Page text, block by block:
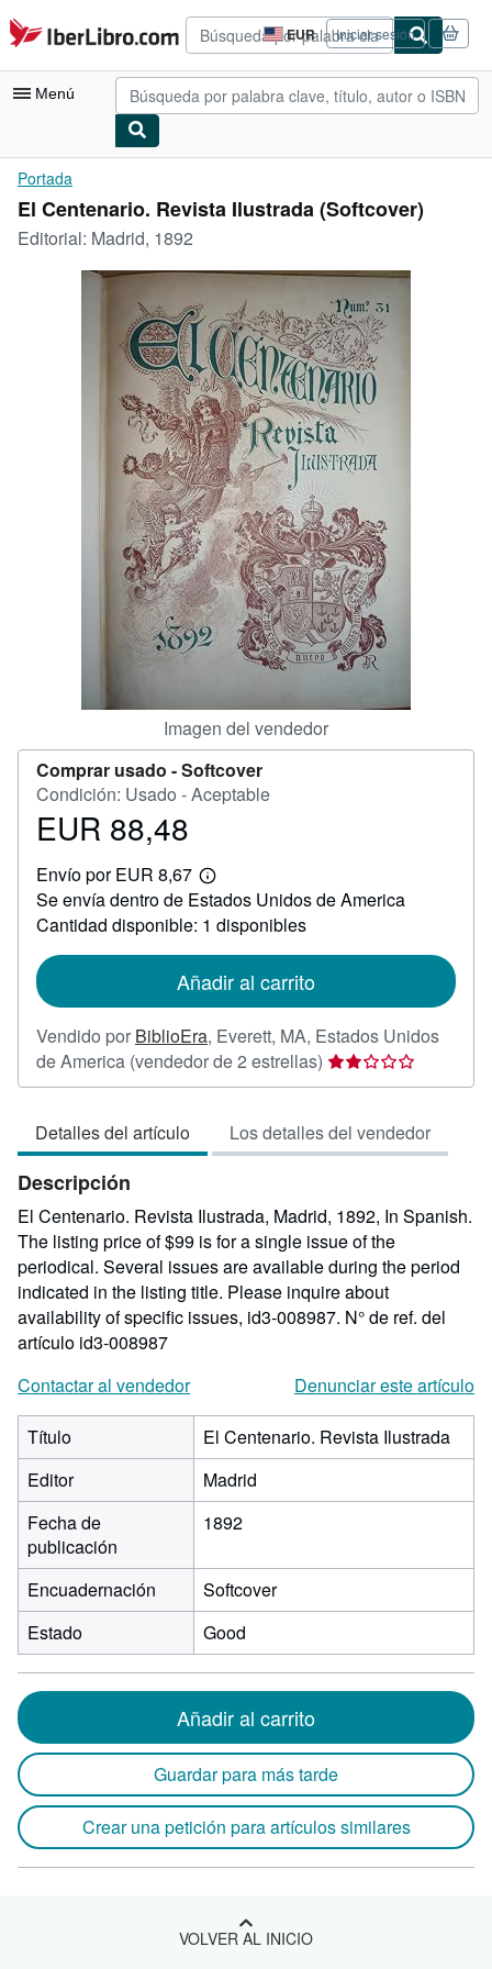
Pasar al contenido principal
IberLibro.com EUR
Preferencias
de
compra
del
Iniciar sesión
Menú
Mi cuenta
Consultar mis pedidos
Búsqueda avanzada
Libros antiguos
Arte y coleccionismo
Comenzar a vender
CERRAR
Portada
El Centenario. Revista Ilustrada (Softcover)
Editorial: Madrid, 1892
Imagen del vendedor
Comprar usado -Softcover
Condición: Usado - Aceptable
Precio
88,48
EUR 88,48
Envío por EUR 8,67
Más
información
sobre
las
envío
Se envía dentro de Estados Unidos de America
Cantidad disponible: 1 disponibles
Añadir al carrito
Vendido por BiblioEra, Everett, MA, Estados Unidos
de America (vendedor de 2 estrellas) Calificación
del
2
de
estrellas
Detalles del artículo Los detalles del vendedor
Descripción
El Centenario. Revista Ilustrada, Madrid, 1892, In Spanish.
The listing price of $99 is for a single issue of the
periodical. Several issues are available during the period
indicated in the listing title. Please inquire about
availability of specific issues, id3-008987. N° de ref. del
artículo id3-008987
Contactar al vendedor
Denunciar este artículo
Título
El Centenario. Revista Ilustrada
Editor
Madrid
Fecha de
publicación
1892
Encuadernación
Softcover
Estado
Good
Añadir al carrito
Guardar para más tarde
Crear una petición para artículos similares
VOLVER AL INICIO